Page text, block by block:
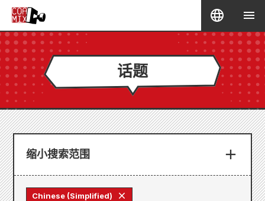
话题
缩小搜索范围
Chinese (Simplified)